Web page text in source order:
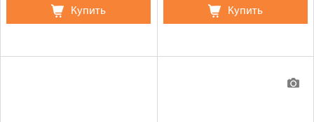
Купить Купить